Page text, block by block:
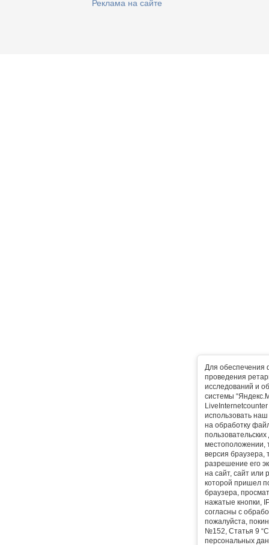
Для обеспечения
проведения
исследований и
системы
использовать
на обработку
местоположении,
версия браузера,
разрешение его
на сайт, сайт или
которой пришел
браузера,
нажатые кнопки,
согласны с
пожалуйста,
№152, Статья 9
персональных
Реклама на сайте